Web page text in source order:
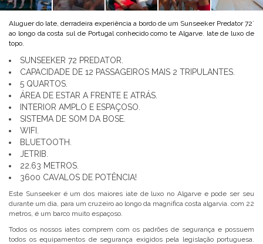
Aluguer do Iate, derradeira experiência a bordo de um Sunseeker Predator 72`
ao longo da costa sul de Portugal conhecido como te Algarve. Iate de luxo de
topo.
SUNSEEKER 72 PREDATOR.
CAPACIDADE DE 12 PASSAGEIROS MAIS 2 TRIPULANTES.
5 QUARTOS.
ÁREA DE ESTAR A FRENTE E ATRÁS.
INTERIOR AMPLO E ESPAÇOSO.
SISTEMA DE SOM DA BOSE.
WIFI.
BLUETOOTH.
JETRIB.
22.63 METROS.
3600 CAVALOS DE POTÊNCIA!
Este Sunseeker é um dos maiores iate de luxo no Algarve e pode ser seu
durante um dia, para um cruzeiro ao longo da magnifica costa algarvia. com 22
metros, é um barco muito espaçoso.
Todos os nossos iates comprem com os padrões de segurança e possuem
todos os equipamentos de segurança exigidos pela legislação portuguesa.